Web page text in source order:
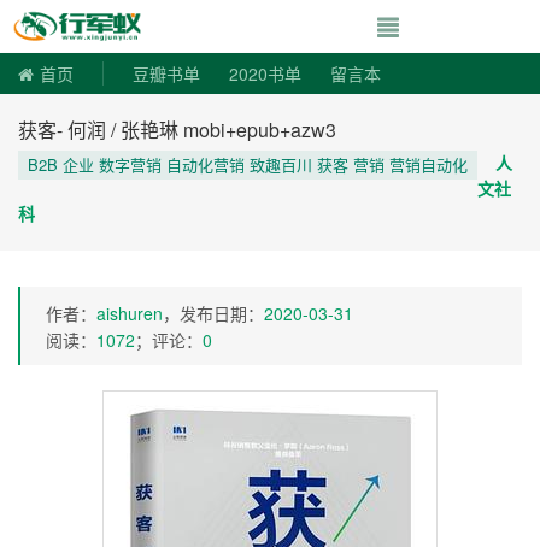
寻书令|走向自
首页 豆瓣书单 2020书单 留言本
获客- 何润 / 张艳琳 mobi+epub+azw3
B2B 企业 数字营销 自动化营销 致趣百川 获客 营销 营销自动化
人
文社
科
作者： aishuren，发布日期： 2020-03-31
阅读： 1072；评论： 0